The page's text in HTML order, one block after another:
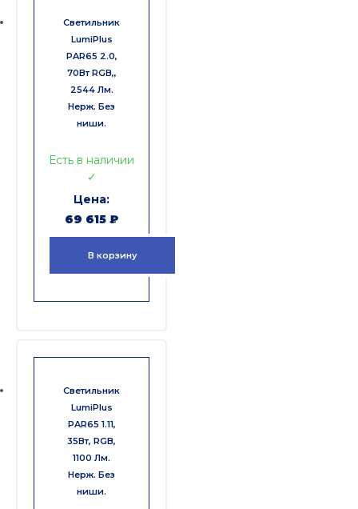
Светильник
LumiPlus
PAR65 2.0,
70Вт RGB,,
2544 Лм.
Нерж. Без
ниши.
Есть в наличии
✓
69 615 ₽
В корзину
Светильник
LumiPlus
PAR65 1.11,
35Вт, RGB,
1100 Лм.
Нерж. Без
ниши.